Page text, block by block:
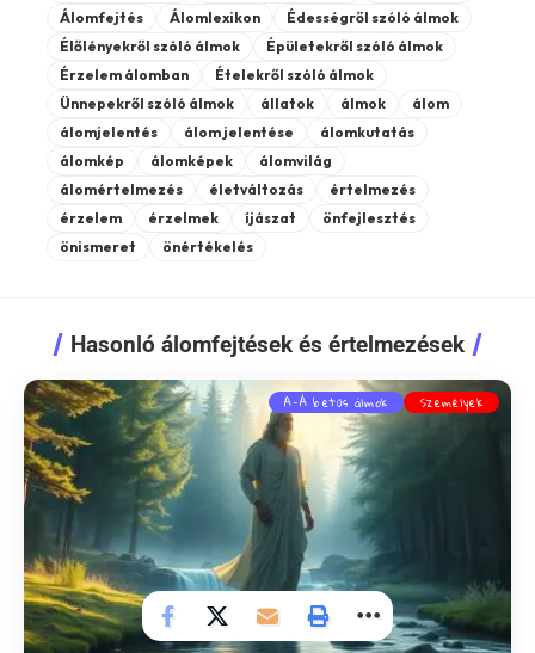
Álomfejtés
Álomlexikon
Édességről szóló álmok
Élőlényekről szóló álmok
Épületekről szóló álmok
Érzelem álomban
Ételekről szóló álmok
Ünnepekről szóló álmok
állatok álmok
álom
álomjelentés
álom jelentése
álomkutatás
álomkép
álomképek
álomvilág
álomértelmezés
életváltozás
értelmezés
érzelem
érzelmek íjászat
önfejlesztés
önismeret
önértékelés
Hasonló álomfejtések és értelmezések
A-Á betűs álmok Személyek